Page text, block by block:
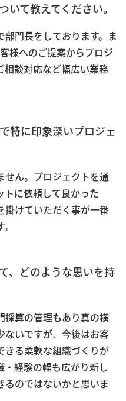
いて教えてください。
門長をしております。ま
様へのご提案からプロジ
相談対応など幅広い業務
特に印象深いプロジェ
せん。プロジェクトを通
トに依頼して良かった
掛けていただく事が一番
、どのような思いを持
採算の管理もあり真の横
ないですが、今後はお客
きる柔軟な組織づくりが
・経験の幅も広がり新し
るのではないかと思いま